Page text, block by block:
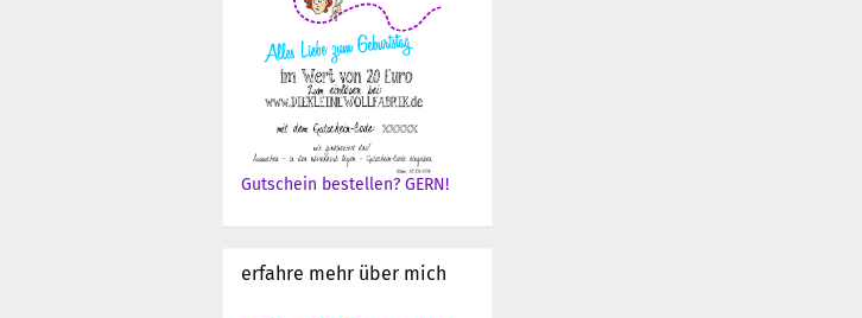
Gutschein bestellen? GERN!
erfahre mehr über mich